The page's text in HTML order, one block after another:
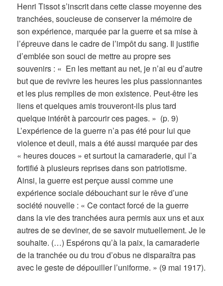
Henri Tissot s’inscrit dans cette classe moyenne des
tranchées, soucieuse de conserver la mémoire de
son expérience, marquée par la guerre et sa mise à
l’épreuve dans le cadre de l’impôt du sang. Il justifie
d’emblée son souci de mettre au propre ses
souvenirs : « En les mettant au net, je n’ai eu d’autre
but que de revivre les heures les plus passionnantes
et les plus remplies de mon existence. Peut-être les
liens et quelques amis trouveront-ils plus tard
quelque intérêt à parcourir ces pages. » (p. 9)
L’expérience de la guerre n’a pas été pour lui que
violence et deuil, mais a été aussi marquée par des
« heures douces » et surtout la camaraderie, qui l’a
fortifié à plusieurs reprises dans son patriotisme.
Ainsi, la guerre est perçue aussi comme une
expérience sociale débouchant sur le rêve d’une
société nouvelle : « Ce contact forcé de la guerre
dans la vie des tranchées aura permis aux uns et aux
autres de se deviner, de se savoir mutuellement. Je le
souhaite. (…) Espérons qu’à la paix, la camaraderie
de la tranchée ou du trou d’obus ne disparaîtra pas
avec le geste de dépouiller l’uniforme. » (9 mai 1917).